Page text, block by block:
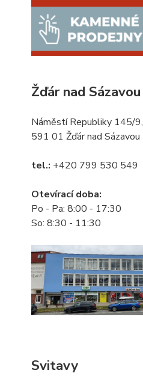
Žďár nad Sázavou
Náměstí Republiky 145/9,
591 01 Žďár nad Sázavou
tel.: +420 799 530 549
Otevírací doba:
Po - Pa: 8:00 - 17:30
So: 8:30 - 11:30
Svitavy